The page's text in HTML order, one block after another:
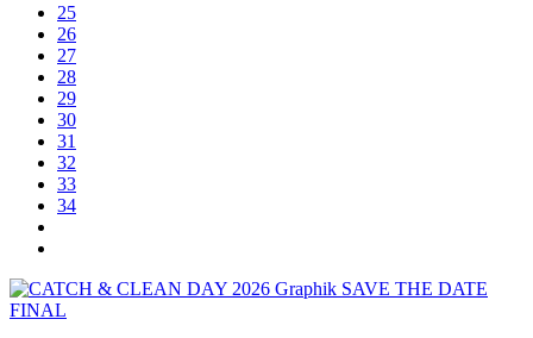
25
26
27
28
29
30
31
32
33
34